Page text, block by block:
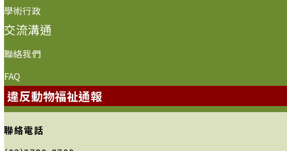
學術行政
交流溝通
聯絡我們
FAQ
違反動物福祉通報
聯絡電話